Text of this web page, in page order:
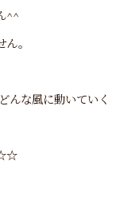
^^
。
んな風に動いていく